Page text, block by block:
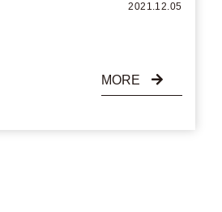
2021.12.05
MORE